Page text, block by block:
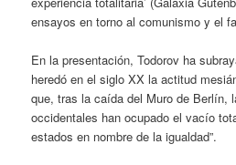
ensayos en torno al comunismo y el
En la presentación, Todorov ha
heredó en el siglo XX la actitud
que, tras la caída del Muro de Berlín,
occidentales han ocupado el vacío
estados en nombre de la igualdad”.